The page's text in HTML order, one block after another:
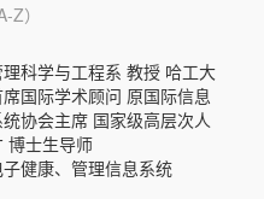
Z）
科学与工程系 教授 哈工大
国际学术顾问 原国际信息
统协会主席 国家级高层次人
博士生导师
子健康、管理信息系统